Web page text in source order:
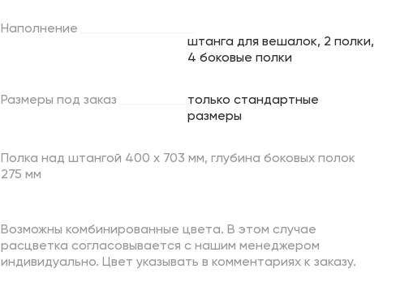
Наполнение
штанга для вешалок, 2 полки,
4 боковые полки
Размеры под заказ
только стандартные
размеры
Полка над штангой 400 х 703 мм, глубина боковых полок
275 мм
Возможны комбинированные цвета. В этом случае
расцветка согласовывается с нашим менеджером
индивидуально. Цвет указывать в комментариях к заказу.